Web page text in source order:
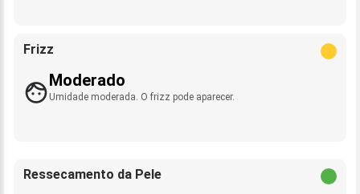
Frizz
Moderado
Umidade moderada. O frizz pode aparecer.
Ressecamento da Pele